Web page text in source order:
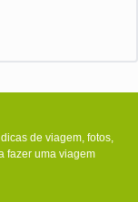
de viagem, fotos,
fazer uma viagem